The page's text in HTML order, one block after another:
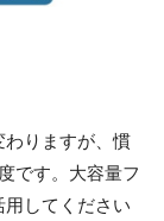
わりますが、慣
です。大容量フ
用してください